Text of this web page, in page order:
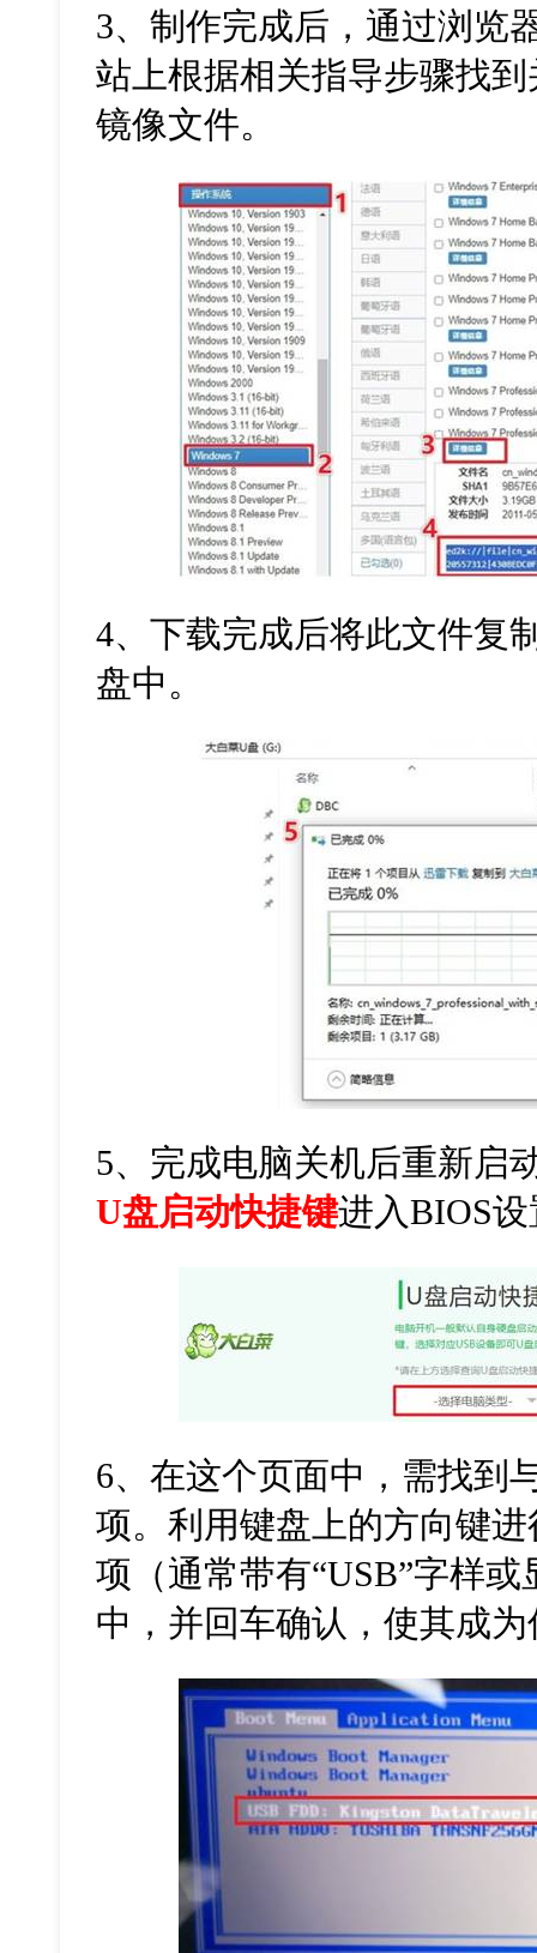
3、制作完成后，通过浏览
站上根据相关指导步骤找到
镜像文件。
4、下载完成后将此文件复
盘中。
5、完成电脑关机后重新启
U盘启动快捷键进入BIOS设
6、在这个页面中，需找到
项。利用键盘上的方向键
项（通常带有“USB”字样或
中，并回车确认，使其成